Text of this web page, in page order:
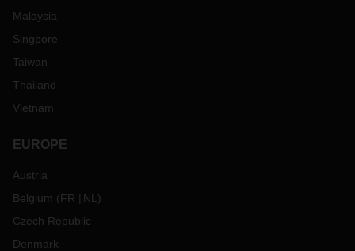
Malaysia
Singpore
Taiwan
Thailand
Vietnam
EUROPE
Austria
Belgium (FR NL )
Czech Republic
Denmark